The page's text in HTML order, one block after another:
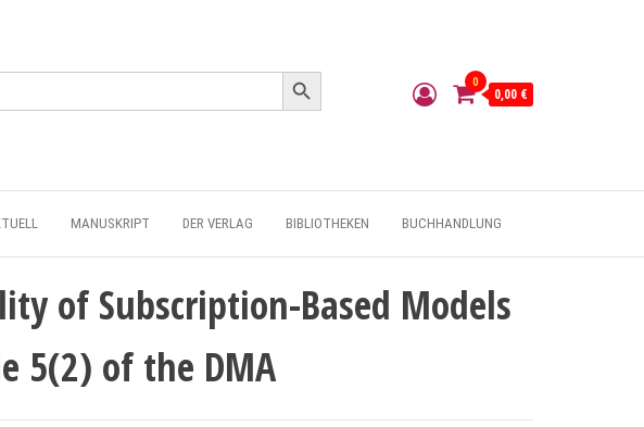
Search Button
0
0,00 €
MANUSKRIPT DER VERLAG BIBLIOTHEKEN BUCHHANDLUNG
of Subscription-Based Models
5(2) of the DMA